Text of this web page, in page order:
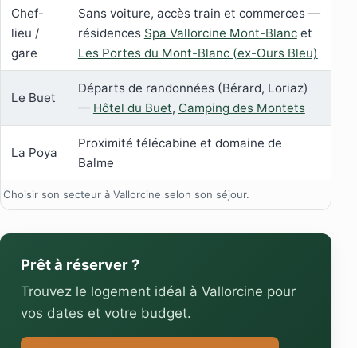
Choisir son secteur à Vallorcine selon son séjour.
Chef-
lieu /
gare
Sans voiture, accès train et commerces —
résidences Spa Vallorcine Mont-Blancet
Les Portes du Mont-Blanc (ex-Ours Bleu)
Le Buet
Départs de randonnées (Bérard, Loriaz)
— Hôtel du Buet, Camping des Montets
La Poya
Proximité télécabine et domaine de
Balme
Prêt à réserver ?
Trouvez le logement idéal à Vallorcine pour
vos dates et votre budget.